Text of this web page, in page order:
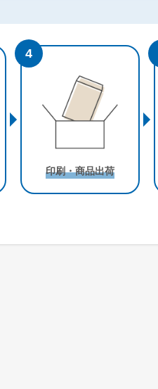
らずに入る
W190 x H240 mm
A5用紙が折らずに入る
印刷・商品出荷